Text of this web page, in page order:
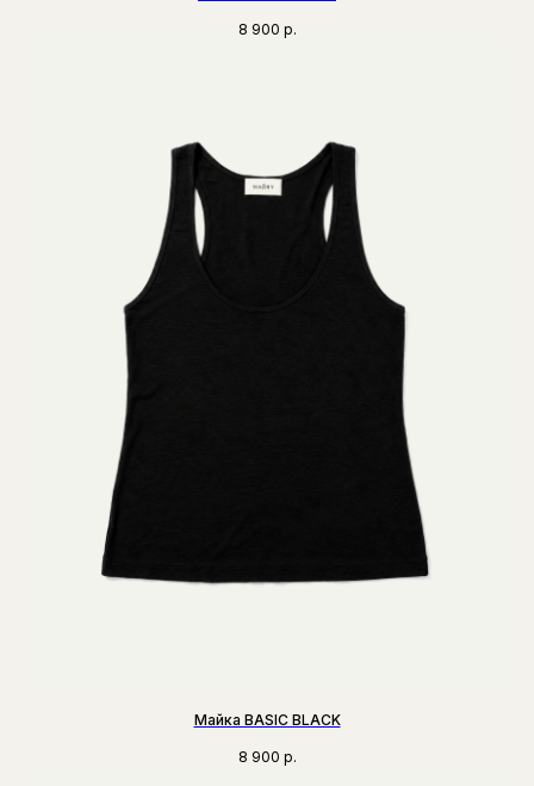
8 900 р.
Майка BASIC BLACK
8 900 р.